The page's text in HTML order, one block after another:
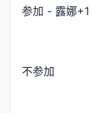
参加 - 露娜+1
不参加